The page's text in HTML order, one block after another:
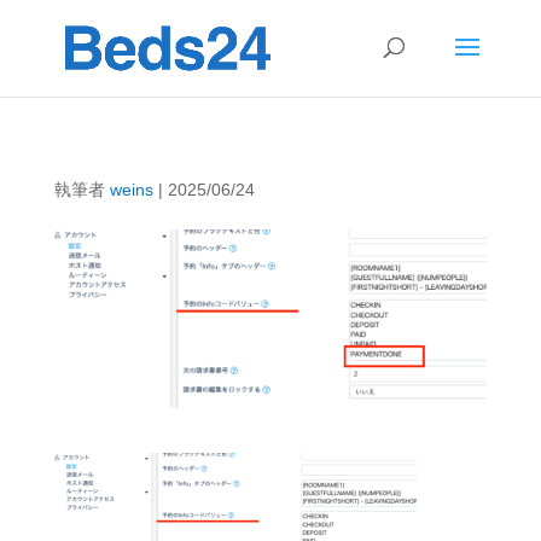
執筆者 weins| 2025/06/24